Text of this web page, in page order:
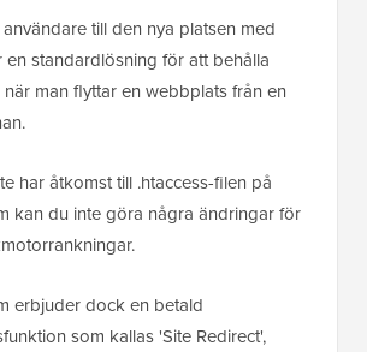
till den nya platsen med
en standardlösning för att behålla
man flyttar en webbplats från en
har åtkomst till .htaccess-filen på
kan du inte göra några ändringar för
erbjuder dock en betald
som kallas 'Site Redirect',